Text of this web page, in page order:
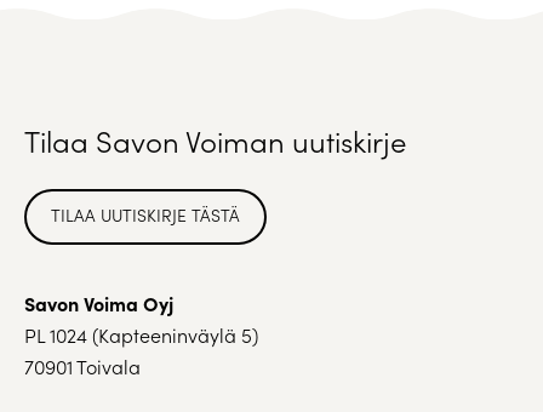
Tilaa Savon Voiman uutiskirje
TILAA UUTISKIRJE TÄSTÄ
Savon Voima Oyj
PL 1024 (Kapteeninväylä 5)
70901 Toivala